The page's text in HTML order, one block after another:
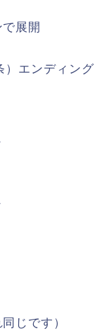
展開
）エンディング
じです）